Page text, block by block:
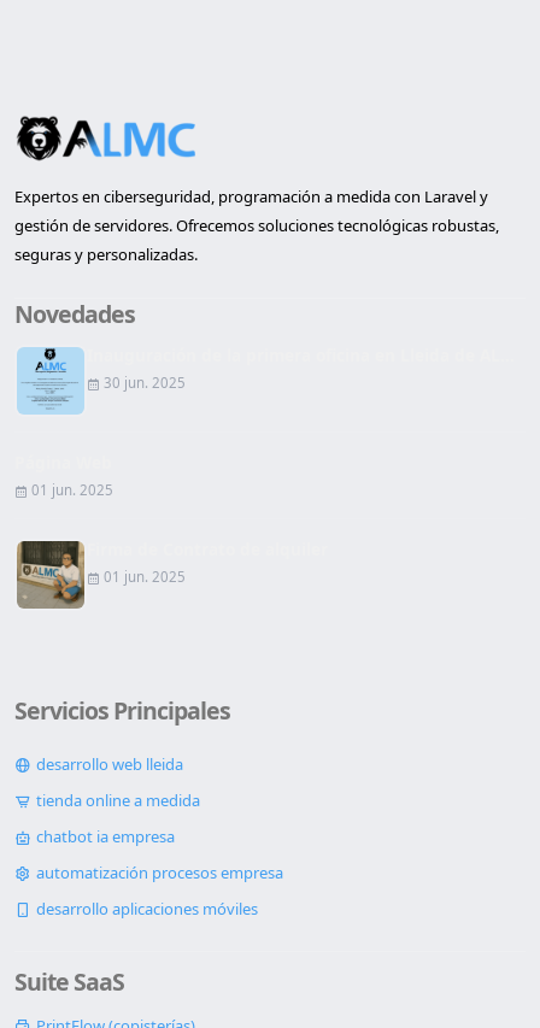
Expertos en ciberseguridad, programación a medida con Laravel y
gestión de servidores. Ofrecemos soluciones tecnológicas robustas,
seguras y personalizadas.
Novedades
30 jun. 2025
01 jun. 2025
01 jun. 2025
Servicios Principales
desarrollo web lleida
tienda online a medida
chatbot ia empresa
automatización procesos empresa
desarrollo aplicaciones móviles
Suite SaaS